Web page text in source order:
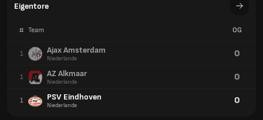
Eigentore
# Team OG
1 Ajax Amsterdam
Niederlande 0
1 AZ Alkmaar
Niederlande 0
1 PSV Eindhoven
Niederlande 0